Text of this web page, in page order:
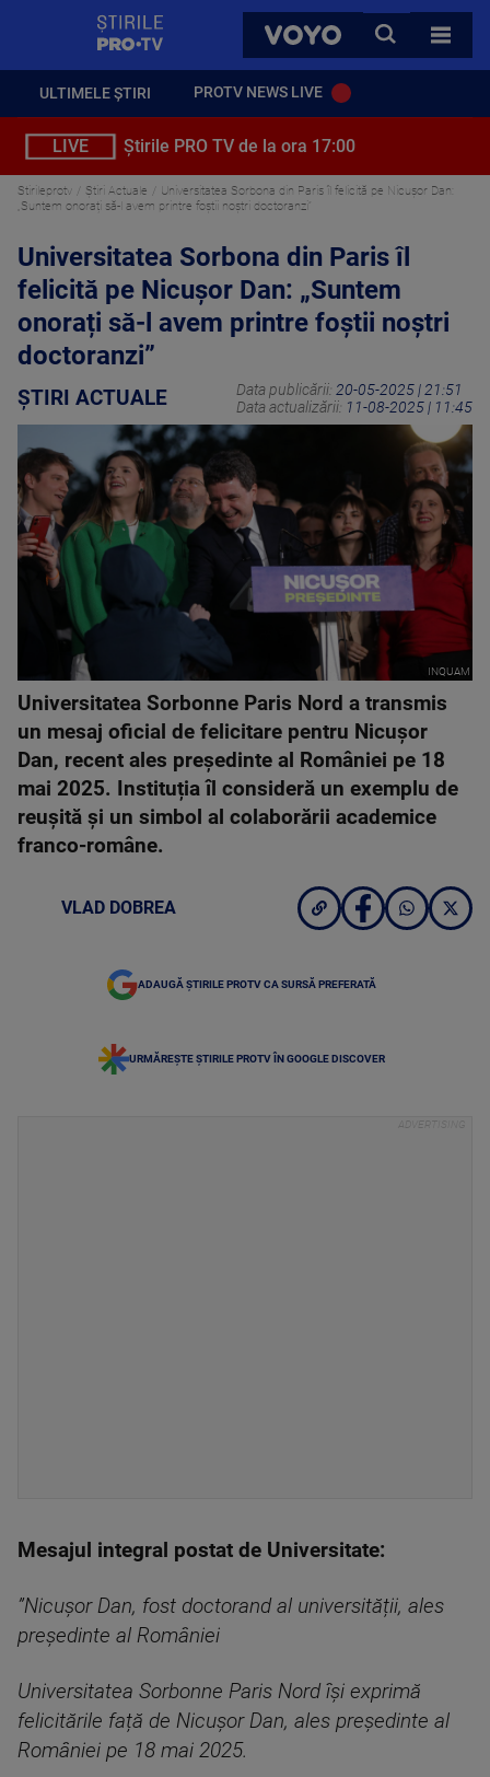
VOYO
CAUTA
TOATE
ULTIMELE ȘTIRI PROTV NEWS LIVE
LIVE Știrile PRO TV de la ora 17:00
Stirileprotv Știri Actuale
Universitatea Sorbona din Paris îl felicită pe Nicușor Dan:
„Suntem onorați să-l avem printre foștii noștri doctoranzi”
Universitatea Sorbona din Paris îl
felicită pe Nicușor Dan: „Suntem
onorați să-l avem printre foștii noștri
doctoranzi”
ȘTIRI ACTUALE Data publicării: 20-05-2025 | 21:51
Data actualizării: 11-08-2025 | 11:45
INQUAM
Universitatea Sorbonne Paris Nord a transmis
un mesaj oficial de felicitare pentru Nicușor
Dan, recent ales președinte al României pe 18
mai 2025. Instituția îl consideră un exemplu de
reușită și un simbol al colaborării academice
franco-române.
VLAD DOBREA
ADAUGĂ ȘTIRILE PROTV CA SURSĂ PREFERATĂ
URMĂREȘTE ȘTIRILE PROTV ÎN GOOGLE DISCOVER
Mesajul integral postat de Universitate:
”Nicușor Dan, fost doctorand al universității, ales
președinte al României
Universitatea Sorbonne Paris Nord își exprimă
felicitările față de Nicușor Dan, ales președinte al
României pe 18 mai 2025.